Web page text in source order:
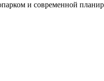
и современной